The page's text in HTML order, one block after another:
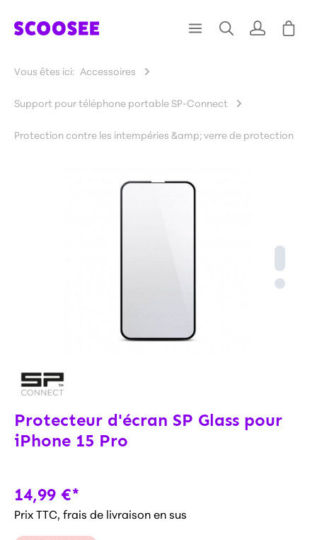
Vous êtes ici: Accessoires
Support pour téléphone portable SP-Connect
Protection contre les intempéries &amp; verre de protection
Protecteur d'écran SP Glass pour
iPhone 15 Pro
14,99 €*
Prix TTC, frais de livraison en sus